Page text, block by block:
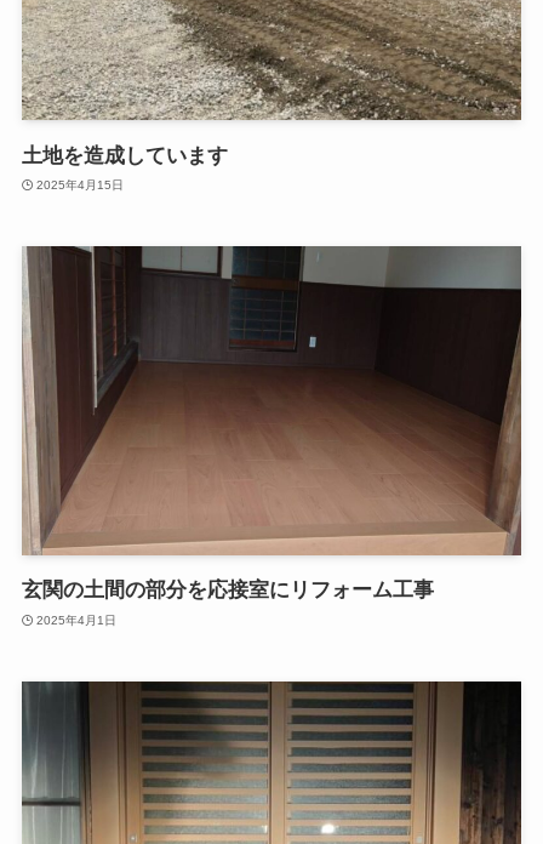
土地を造成しています
2025年4月15日
玄関の土間の部分を応接室にリフォーム工事
2025年4月1日